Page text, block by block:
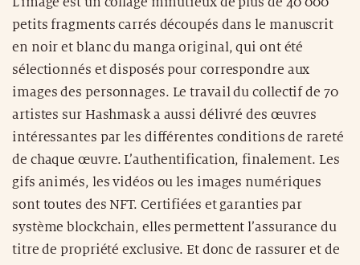
petits fragments carrés découpés dans le manuscrit
en noir et blanc du manga original, qui ont été
sélectionnés et disposés pour correspondre aux
images des personnages. Le travail du collectif de 70
artistes sur Hashmask a aussi délivré des œuvres
intéressantes par les différentes conditions de rareté
de chaque œuvre. L’authentification, finalement. Les
gifs animés, les vidéos ou les images numériques
sont toutes des NFT. Certifiées et garanties par
système blockchain, elles permettent l’assurance du
titre de propriété exclusive. Et donc de rassurer et de